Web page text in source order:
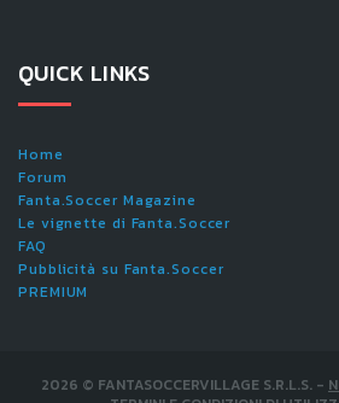
QUICK LINKS
Home
Forum
Fanta.Soccer Magazine
Le vignette di Fanta.Soccer
FAQ
Pubblicità su Fanta.Soccer
PREMIUM
2026 © FANTASOCCERVILLAGE S.R.L.S. -